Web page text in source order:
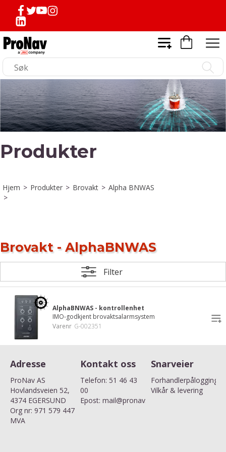
Produkter
Hjem>Produkter>Brovakt>Alpha BNWAS
>
Brovakt - AlphaBNWAS
Filter
AlphaBNWAS - kontrollenhet
IMO-godkjent brovaktsalarmsystem
Varenr G-002351
Adresse
ProNav AS
Hovlandsveien 52,
4374 EGERSUND
Org nr: 971 579 447
MVA
Kontakt oss
Telefon: 51 46 43
00
Epost:mail@pronav.no
Snarveier
Forhandlerpålogging
Vilkår & levering